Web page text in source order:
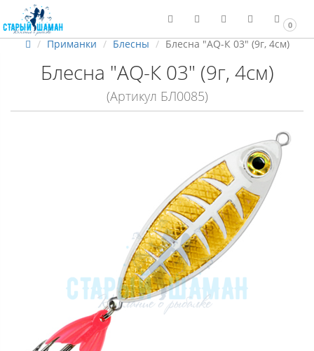
0
Приманки Блесны Блесна "AQ-К 03" (9г, 4см)
Блесна "AQ-К 03" (9г, 4см)
(Артикул БЛ0085)